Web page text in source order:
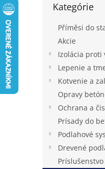
kategórie
Kategórie
Příměsi do
Akcie
Izolácia proti
Lepenie a
Kotvenie a
Opravy
Ochrana a
Prísady do
Podlahové
Drevené